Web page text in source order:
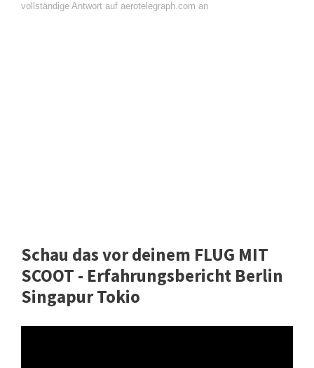
vollständige Antwort auf aerotelegraph.com an
Schau das vor deinem FLUG MIT
SCOOT - Erfahrungsbericht Berlin
Singapur Tokio